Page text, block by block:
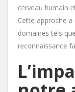
cerveau humain
Cette approche a
domaines tels
reconnaissance